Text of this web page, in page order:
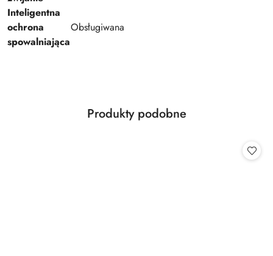
Inteligentna
ochrona
spowalniająca
Obsługiwana
Pomiń karuzelę produktów
Produkty
Produkty podobne